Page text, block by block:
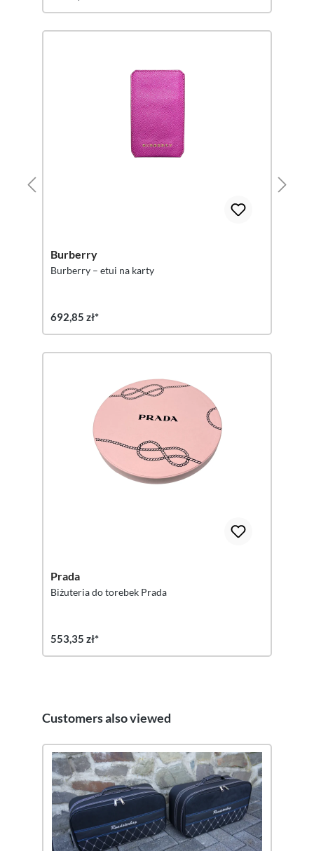
Burberry
Burberry – etui na karty
692,85 zł*
Prada
Biżuteria do torebek Prada
553,35 zł*
Pomiń galerię produktów
Customers also viewed